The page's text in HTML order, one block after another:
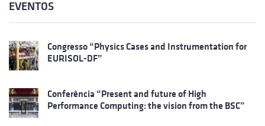
EVENTOS
Congresso “Physics Cases and Instrumentation for
EURISOL-DF”
Conferência “Present and future of High
Performance Computing: the vision from the BSC”